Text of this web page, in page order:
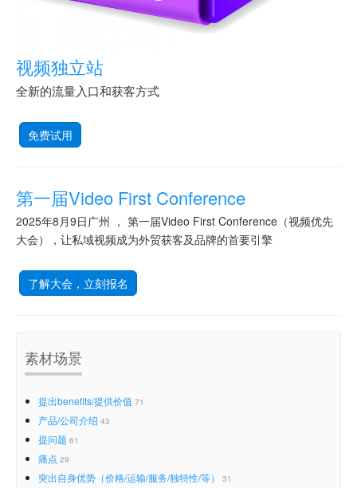
视频独立站
全新的流量入口和获客方式
免费试用
第一届Video First Conference
2025年8月9日广州 ， 第一届Video First Conference（视频优先
大会），让私域视频成为外贸获客及品牌的首要引擎
了解大会，立刻报名
素材场景
提出benefits/提供价值 71
产品/公司介绍 43
提问题 61
痛点 29
突出自身优势（价格/运输/服务/独特性/等） 31